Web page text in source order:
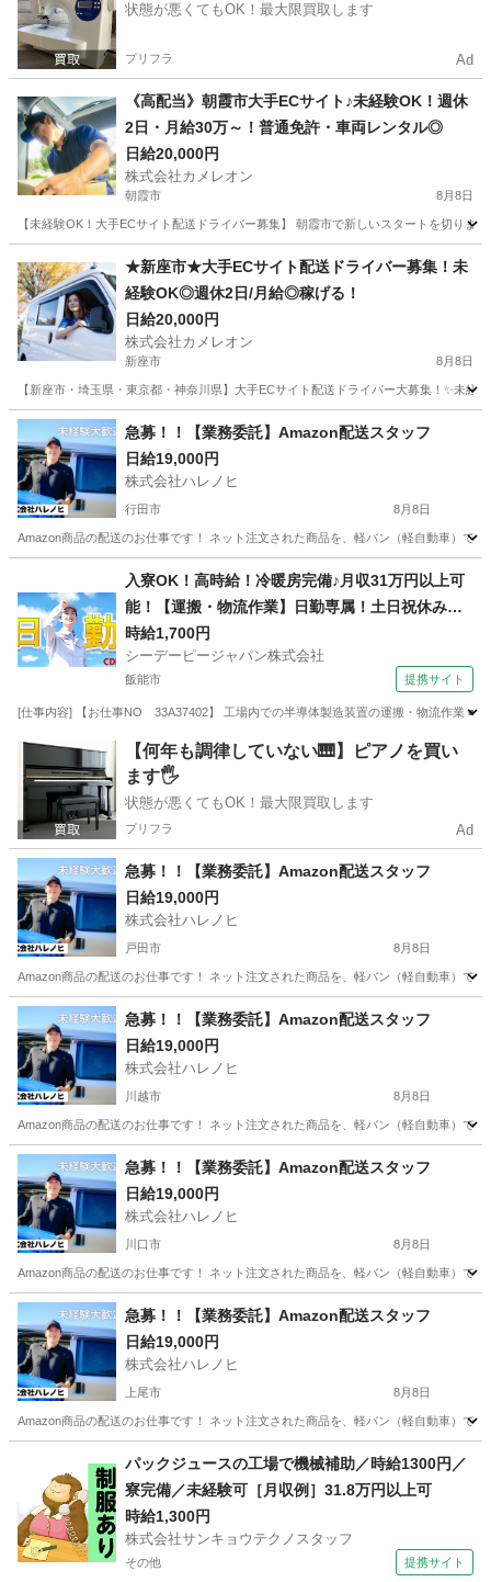
状態が悪くてもOK！最大限買取します
プリフラ Ad
《高配当》朝霞市大手ECサイト♪未経験OK！週休
2日・月給30万～！普通免許・車両レンタル◎
日給20,000円
株式会社カメレオン
朝霞市 8月8日
【未経験OK！大手ECサイト配送ドライバー募集】 朝霞市で新しいスタートを切り
ドライバー 積み込み
★新座市★大手ECサイト配送ドライバー募集！未
経験OK◎週休2日/月給◎稼げる！
日給20,000円
株式会社カメレオン
新座市 8月8日
【新座市・埼玉県・東京都・神奈川県】大手ECサイト配送ドライバー大募集！✨未
埼玉 新座市 ドライバー 積み込み
急募！！【業務委託】Amazon配送スタッフ
日給19,000円
株式会社ハレノヒ
行田市 8月8日
Amazon商品の配送のお仕事です！ ネット注文された商品を、軽バン（軽自動車）で
配送 スタッフ
入寮OK！高時給！冷暖房完備♪月収31万円以上可
能！【運搬・物流作業】日勤専属！土日祝休み！
自動車通勤OK！無料送迎バスあり！
時給1,700円
シーデーピージャパン株式会社
飯能市 提携サイト
[仕事内容] 【お仕事NO 33A37402】 工場内での半導体製造装置の運搬・物流作業 ■
埼玉 飯能市 その他
【何年も調律していない🎹】ピアノを買い
ます🖐️
状態が悪くてもOK！最大限買取します
プリフラ Ad
急募！！【業務委託】Amazon配送スタッフ
日給19,000円
株式会社ハレノヒ
戸田市 8月8日
Amazon商品の配送のお仕事です！ ネット注文された商品を、軽バン（軽自動車）で
埼玉 戸田市 配送 スタッフ
急募！！【業務委託】Amazon配送スタッフ
日給19,000円
株式会社ハレノヒ
川越市 8月8日
Amazon商品の配送のお仕事です！ ネット注文された商品を、軽バン（軽自動車）で
埼玉 川越市 配送 スタッフ
急募！！【業務委託】Amazon配送スタッフ
日給19,000円
株式会社ハレノヒ
川口市 8月8日
Amazon商品の配送のお仕事です！ ネット注文された商品を、軽バン（軽自動車）で
埼玉 川口市 配送 スタッフ
急募！！【業務委託】Amazon配送スタッフ
日給19,000円
株式会社ハレノヒ
上尾市 8月8日
Amazon商品の配送のお仕事です！ ネット注文された商品を、軽バン（軽自動車）で
配送
パックジュースの工場で機械補助／時給1300円／
寮完備／未経験可［月収例］31.8万円以上可
時給1,300円
株式会社サンキョウテクノスタッフ
その他 提携サイト